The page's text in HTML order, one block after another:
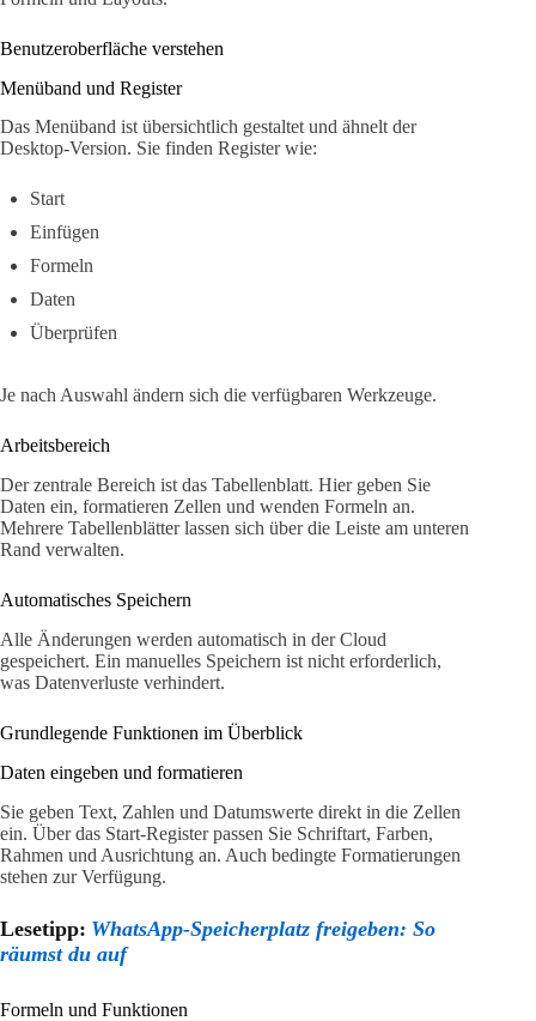
Benutzeroberfläche verstehen
Menüband und Register
Das Menüband ist übersichtlich gestaltet und ähnelt der
Desktop-Version. Sie finden Register wie:
Start
Einfügen
Formeln
Daten
Überprüfen
Je nach Auswahl ändern sich die verfügbaren Werkzeuge.
Arbeitsbereich
Der zentrale Bereich ist das Tabellenblatt. Hier geben Sie
Daten ein, formatieren Zellen und wenden Formeln an.
Mehrere Tabellenblätter lassen sich über die Leiste am unteren
Rand verwalten.
Automatisches Speichern
Alle Änderungen werden automatisch in der Cloud
gespeichert. Ein manuelles Speichern ist nicht erforderlich,
was Datenverluste verhindert.
Grundlegende Funktionen im Überblick
Daten eingeben und formatieren
Sie geben Text, Zahlen und Datumswerte direkt in die Zellen
ein. Über das Start-Register passen Sie Schriftart, Farben,
Rahmen und Ausrichtung an. Auch bedingte Formatierungen
stehen zur Verfügung.
Lesetipp: WhatsApp-Speicherplatz freigeben: So
räumst du auf
Formeln und Funktionen